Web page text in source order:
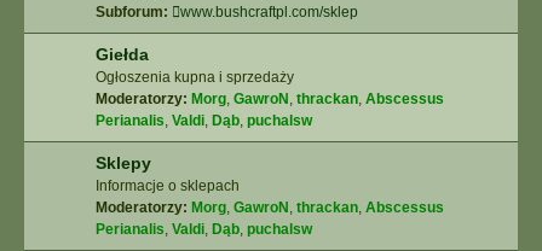
Subforum: www.bushcraftpl.com/sklep
Giełda
Ogłoszenia kupna i sprzedaży
Moderatorzy: Morg, GawroN , thrackan, Abscessus
Perianalis, Valdi, Dąb, puchalsw
Sklepy
Informacje o sklepach
Moderatorzy: Morg, GawroN , thrackan, Abscessus
Perianalis, Valdi, Dąb, puchalsw